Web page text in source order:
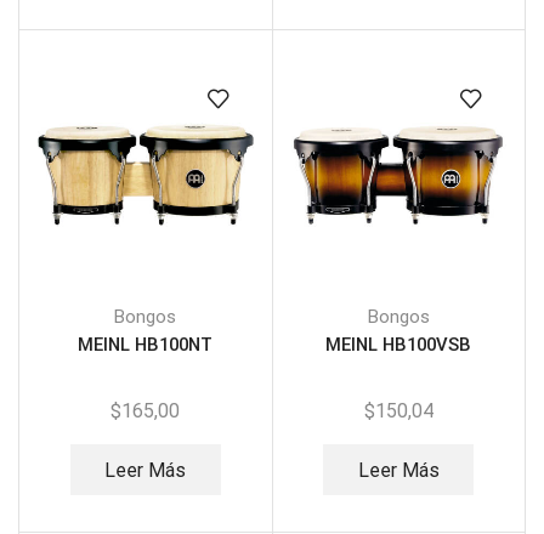
Bongos
MEINL HB100NT
$165,00
Leer Más
Bongos
MEINL HB100VSB
$150,04
Leer Más